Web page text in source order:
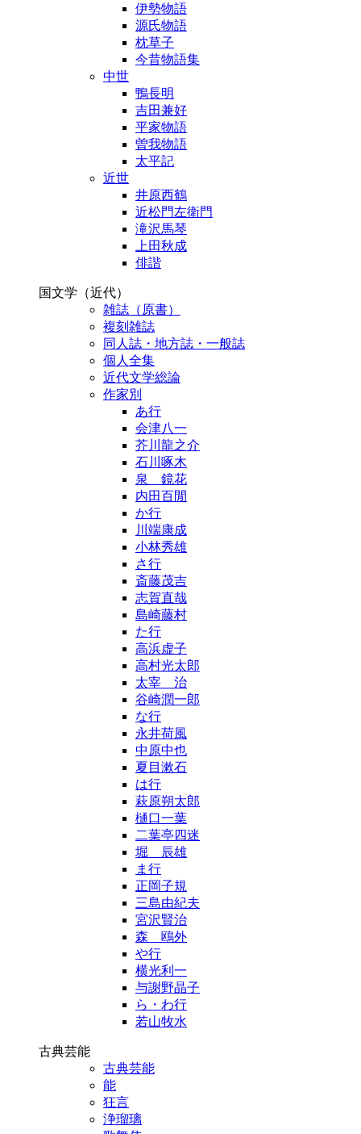
伊勢物語
源氏物語
枕草子
今昔物語集
中世
鴨長明
吉田兼好
平家物語
曽我物語
太平記
近世
井原西鶴
近松門左衛門
滝沢馬琴
上田秋成
俳諧
国文学（近代）
雑誌（原書）
複刻雑誌
同人誌・地方誌・一般誌
個人全集
近代文学総論
作家別
あ行
会津八一
芥川龍之介
石川啄木
泉 鏡花
内田百閒
か行
川端康成
小林秀雄
さ行
斎藤茂吉
志賀直哉
島崎藤村
た行
高浜虚子
高村光太郎
太宰 治
谷崎潤一郎
な行
永井荷風
中原中也
夏目漱石
は行
萩原朔太郎
樋口一葉
二葉亭四迷
堀 辰雄
ま行
正岡子規
三島由紀夫
宮沢賢治
森 鴎外
や行
横光利一
与謝野晶子
ら・わ行
若山牧水
古典芸能
古典芸能
能
狂言
浄瑠璃